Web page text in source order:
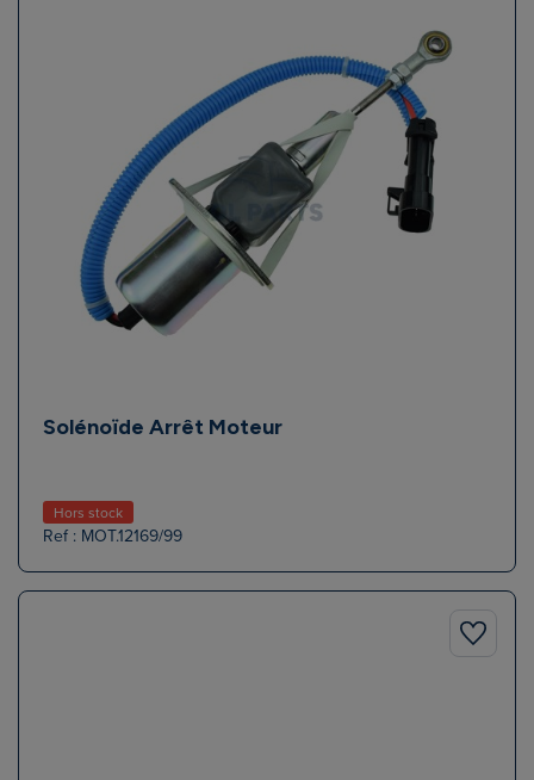
Solénoïde Arrêt Moteur
Hors stock
Ref : MOT.12169/99